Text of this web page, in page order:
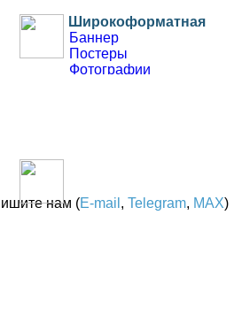
Широкоформатная
Баннер
Постеры
Фотографии
Ризография
нам (E-mail , Telegram, MAX)